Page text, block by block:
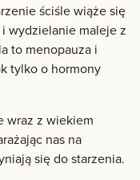
ściśle wiąże się
wydzielanie maleje z
to menopauza i
tylko o hormony
wraz z wiekiem
nas na
się do starzenia.